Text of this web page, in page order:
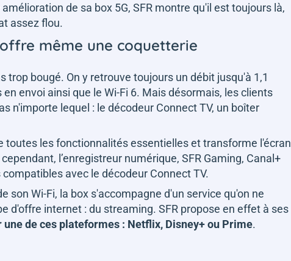
de sa box 5G, SFR montre qu'il est toujours là,
assez flou.
même une coquetterie
trop bougé. On y retrouve toujours un débit jusqu'à 1,1
envoi ainsi que le Wi-Fi 6. Mais désormais, les clients
n'importe lequel : le décodeur Connect TV, un boîter
toutes les fonctionnalités essentielles et transforme l'écran
l’enregistreur numérique, SFR Gaming, Canal+
avec le décodeur Connect TV.
son Wi-Fi, la box s'accompagne d'un service qu'on ne
d'offre internet : du streaming. SFR propose en effet à ses
de ces plateformes : Netflix, Disney+ ou Prime.